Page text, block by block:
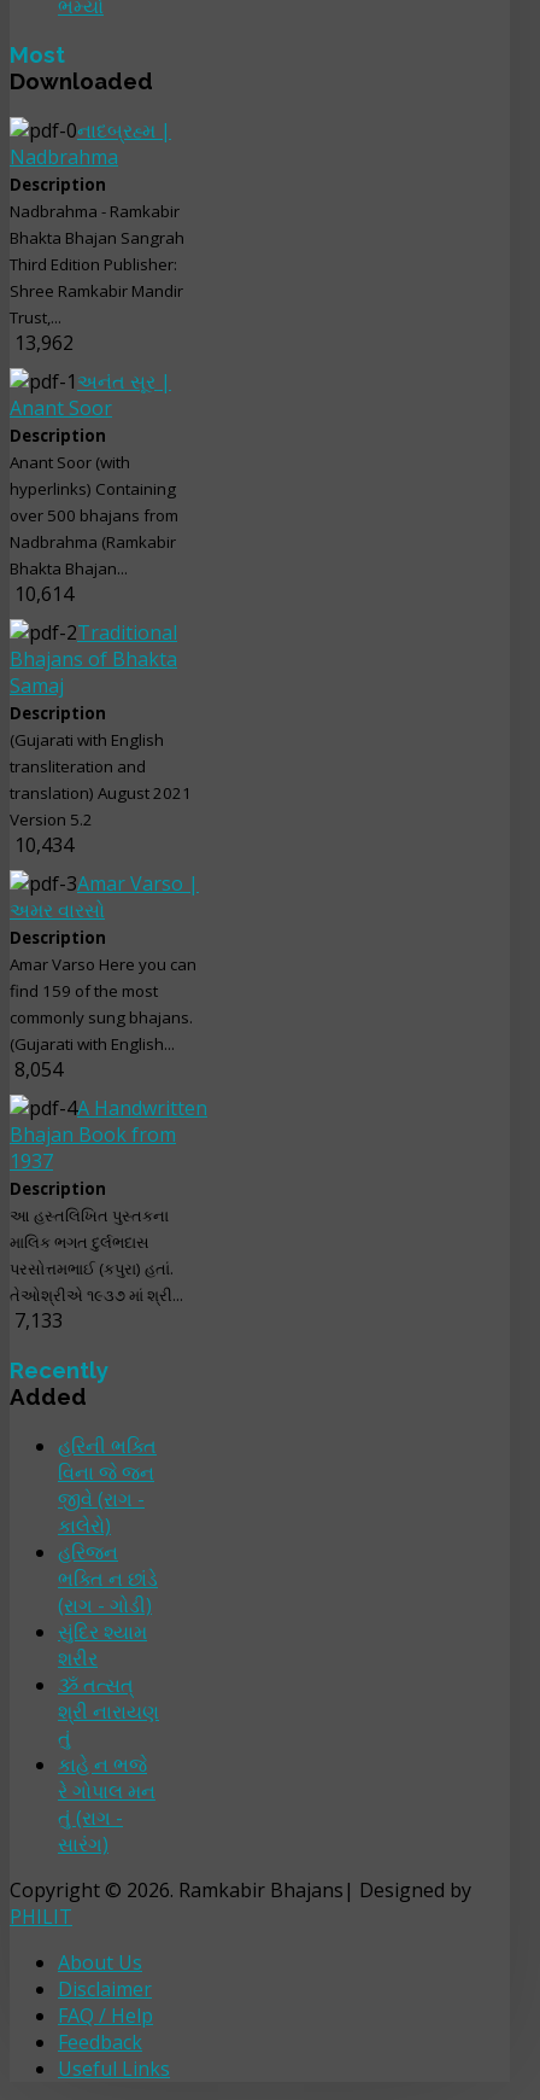
ભમ્યો
Most
Downloaded
નાદબ્રહ્મ |
Nadbrahma
Description
Nadbrahma - Ramkabir
Bhakta Bhajan Sangrah
Third Edition Publisher:
Shree Ramkabir Mandir
Trust,...
13,962
અનંત સૂર |
Anant Soor
Description
Anant Soor (with
hyperlinks) Containing
over 500 bhajans from
Nadbrahma (Ramkabir
Bhakta Bhajan...
10,614
Traditional
Bhajans of Bhakta
Samaj
Description
(Gujarati with English
transliteration and
translation) August 2021
Version 5.2
10,434
Amar Varso |
અમર વારસો
Description
Amar Varso Here you can
find 159 of the most
commonly sung bhajans.
(Gujarati with English...
8,054
A Handwritten
Bhajan Book from
1937
Description
આ હસ્તલિખિત પુસ્તકના
માલિક ભગત દુર્લભદાસ
પરસોત્તમભાઈ (કપુરા) હતાં.
તેઓશ્રીએ ૧૯૩૭ માં શ્રી...
7,133
Recently
Added
હરિની ભક્તિ
વિના જે જન
જીવે (રાગ -
કાલેરો)
હરિજન
ભક્તિ ન છાંડે
(રાગ - ગોડી)
સુંદિર શ્યામ
શરીર
ૐ તત્સત્
શ્રી નારાયણ
તું
કાહે ન ભજે
રે ગોપાલ મન
તું (રાગ -
સારંગ)
Copyright © 2026. Ramkabir Bhajans| Designed by
PHILIT
About Us
Disclaimer
FAQ / Help
Feedback
Useful Links